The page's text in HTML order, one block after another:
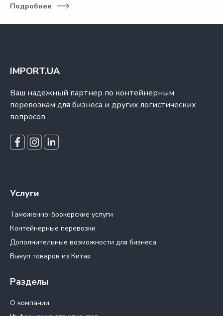
Подробнее
IMPORT.UA
Ваш надежный партнер по контейнерным
перевозкам для бизнеса и других логистических
вопросов.
Услуги
Таможенно-брокерские услуги
Контейнерные перевозки
Дополнительные возможности для бизнеса
Выкуп товаров из Китая
Разделы
О компании